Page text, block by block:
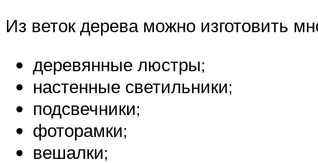
Из веток дерева можно изготовить
деревянные люстры;
настенные светильники;
подсвечники;
фоторамки;
вешалки;